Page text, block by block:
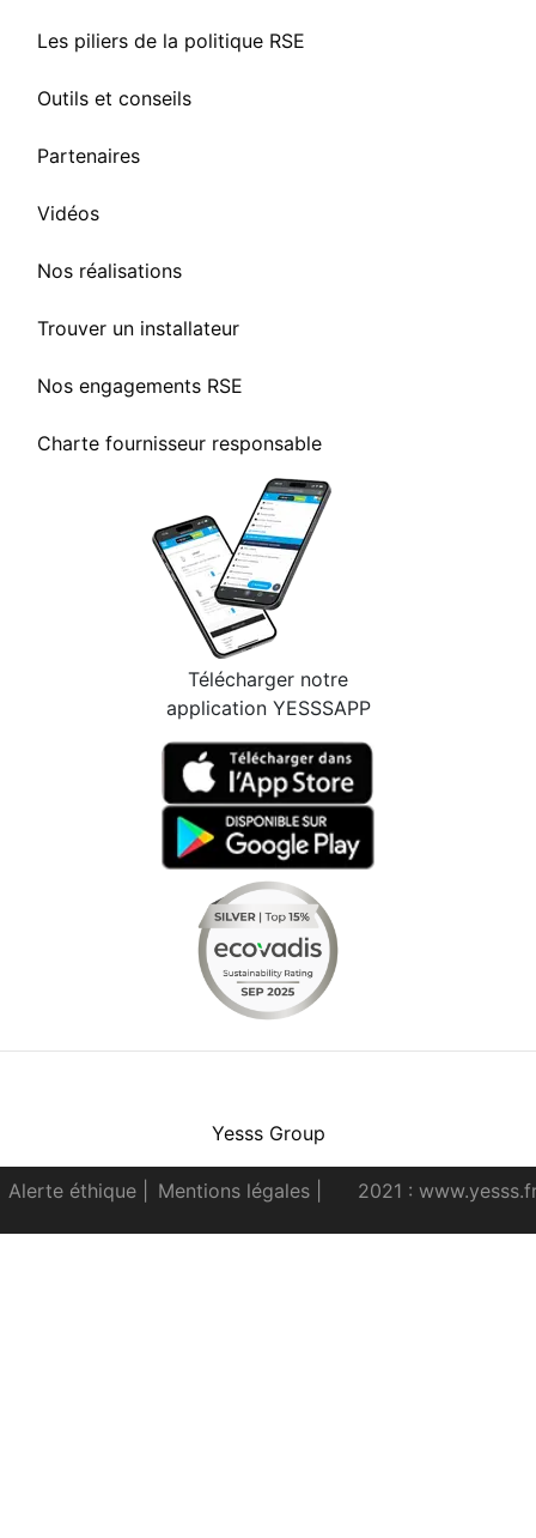
Les piliers de la politique RSE
Outils et conseils
Partenaires
Vidéos
Nos réalisations
Trouver un installateur
Nos engagements RSE
Charte fournisseur responsable
Télécharger notre
application YESSSAPP
Yesss Group
Alerte éthique Mentions légales 2021 :